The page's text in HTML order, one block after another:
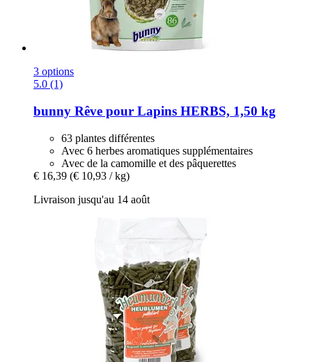
3 options
5.0 (1)
bunny Rêve pour Lapins HERBS, 1,50 kg
63 plantes différentes
Avec 6 herbes aromatiques supplémentaires
Avec de la camomille et des pâquerettes
€ 16,39 (€ 10,93 / kg)
Livraison jusqu'au 14 août